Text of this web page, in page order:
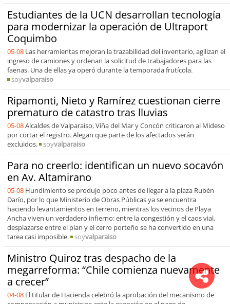
Estudiantes de la UCN desarrollan tecnología
para modernizar la operación de Ultraport
Coquimbo
05-08 Las herramientas mejoran la trazabilidad del inventario, agilizan el
ingreso de camiones y ordenan la solicitud de trabajadores para las
faenas. Una de ellas ya operó durante la temporada frutícola.
soyvalparaiso
Ripamonti, Nieto y Ramírez cuestionan cierre
prematuro de catastro tras lluvias
05-08Alcaldes de Valparaíso, Viña del Mar y Concón criticaron al Mideso
por cortar el registro. Alegan que parte de los afectados serán
excluidos.
soyvalparaiso
Para no creerlo: identifican un nuevo socavón
en Av. Altamirano
05-08 Hundimiento se produjo poco antes de llegar a la plaza Rubén
Darío, por lo que Ministerio de Obras Públicas ya se encuentra
haciendo levantamientos en terreno, mientras los vecinos de Playa
Ancha viven un verdadero infierno: entre la congestión y el caos vial,
desplazarse entre el plan y el cerro porteño se ha convertido en una
tarea casi imposible.
soyvalparaiso
Ministro Quiroz tras despacho de la
megarreforma: “Chile comienza nuevamente
a crecer”
04-08 El titular de Hacienda celebró la aprobación del mecanismo de